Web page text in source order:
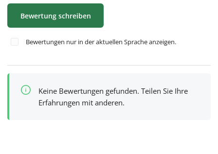
Bewertung schreiben
Bewertungen nur in der aktuellen Sprache anzeigen.
Keine Bewertungen gefunden. Teilen Sie Ihre
Erfahrungen mit anderen.